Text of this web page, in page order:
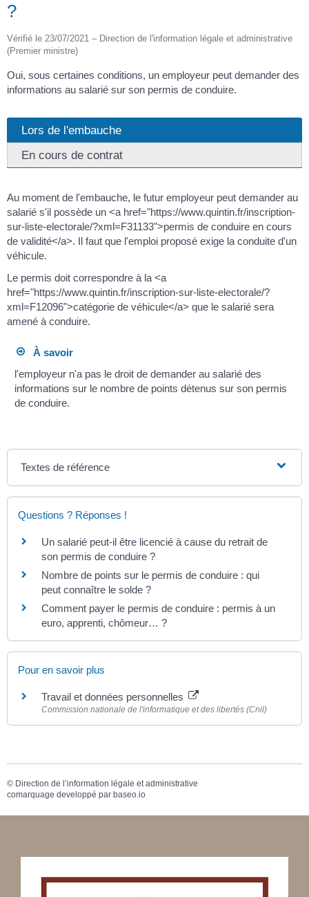
?
Vérifié le 23/07/2021 – Direction de l'information légale et administrative
(Premier ministre)
Oui, sous certaines conditions, un employeur peut demander des
informations au salarié sur son permis de conduire.
Lors de l'embauche
En cours de contrat
Au moment de l'embauche, le futur employeur peut demander au
salarié s'il possède un <a href="https://www.quintin.fr/inscription-
sur-liste-electorale/?xml=F31133">permis de conduire en cours
de validité</a>. Il faut que l'emploi proposé exige la conduite d'un
véhicule.
Le permis doit correspondre à la <a
href="https://www.quintin.fr/inscription-sur-liste-electorale/?
xml=F12096">catégorie de véhicule</a> que le salarié sera
amené à conduire.
À savoir
l'employeur n'a pas le droit de demander au salarié des
informations sur le nombre de points détenus sur son permis
de conduire.
Textes de référence
Questions ? Réponses !
Un salarié peut-il être licencié à cause du retrait de
son permis de conduire ?
Nombre de points sur le permis de conduire : qui
peut connaître le solde ?
Comment payer le permis de conduire : permis à un
euro, apprenti, chômeur… ?
Pour en savoir plus
Travail et données personnelles
Commission nationale de l'informatique et des libertés (Cnil)
© Direction de l’information légale et administrative
comarquage developpé par baseo.io